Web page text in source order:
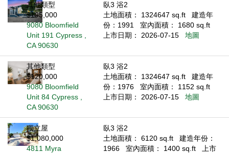
其他類型
$195,000
9080 Bloomfield
Unit 191 Cypress ,
CA 90630
臥3 浴2
土地面積： 1324647 sq.ft
建造年
份：1991
室內面積： 1680 sq.ft
上市日期： 2026-07-15
地圖
其他類型
$120,000
9080 Bloomfield
Unit 84 Cypress ,
CA 90630
臥3 浴2
土地面積： 1324647 sq.ft
建造年
份：1976
室內面積： 1152 sq.ft
上市日期： 2026-07-15
地圖
獨立屋
$1,080,000
4811 Myra
臥3 浴2
土地面積： 6120 sq.ft
建造年份：
1966
室內面積： 1400 sq.ft
上市